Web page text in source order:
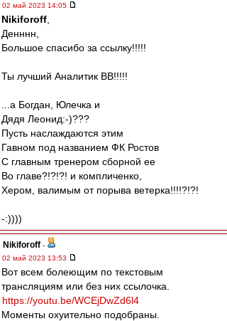
02 май 2023 14:05
Nikiforoff
Денннн,
Большое спасибо за ссылку!!!!!
Ты лучший Аналитик ВВ!!!!!
...а Богдан, Юлечка и
Дядя Леонид:-)???
Пусть наслаждаются этим
Гавном под названием ФК Ростов
С главным тренером сборной ее
Во главе?!?!?! и компличенко,
Хером, валимым от порыва ветерка!!!!?!?!
-:))))
Nikiforoff -
02 май 2023 13:53
Вот всем болеющим по текстовым
трансляциям или без них ссылочка.
https://youtu.be/WCEjDwZd6l4
Моменты охуительно подобраны.